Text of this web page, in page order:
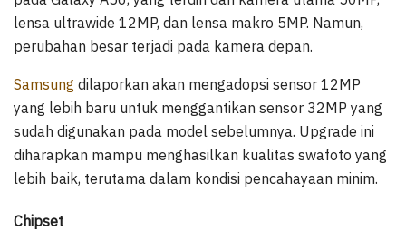
lensa ultrawide 12MP, dan lensa makro 5MP. Namun,
perubahan besar terjadi pada kamera depan.
Samsung dilaporkan akan mengadopsi sensor 12MP
yang lebih baru untuk menggantikan sensor 32MP yang
sudah digunakan pada model sebelumnya. Upgrade ini
diharapkan mampu menghasilkan kualitas swafoto yang
lebih baik, terutama dalam kondisi pencahayaan minim.
Chipset